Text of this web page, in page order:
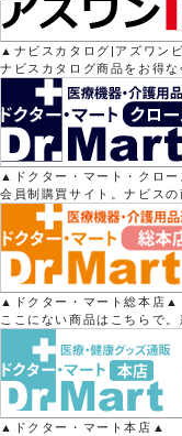
▲ナビスカタログ|アズワン
ナビスカタログ商品をお得
▲ドクター・マート・クロ
会員制購買サイト。ナビス
▲ドクター・マート総本店▲
ここにない商品はこちらで。
▲ドクター・マート本店▲